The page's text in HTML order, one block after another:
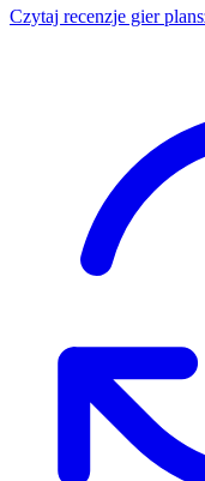
Czytaj recenzje gier